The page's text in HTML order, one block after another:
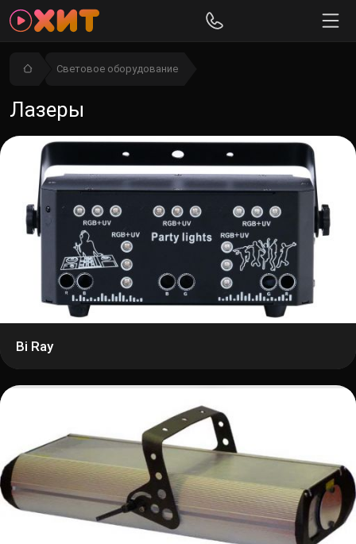
Световое оборудование
Лазеры
Bi Ray